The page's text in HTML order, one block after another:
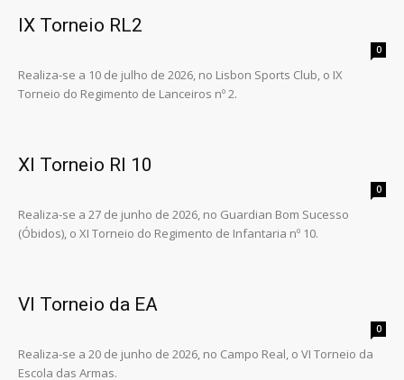
IX Torneio RL2
0
Realiza-se a 10 de julho de 2026, no Lisbon Sports Club, o IX
Torneio do Regimento de Lanceiros nº 2.
XI Torneio RI 10
0
Realiza-se a 27 de junho de 2026, no Guardian Bom Sucesso
(Óbidos), o XI Torneio do Regimento de Infantaria nº 10.
VI Torneio da EA
0
Realiza-se a 20 de junho de 2026, no Campo Real, o VI Torneio da
Escola das Armas.